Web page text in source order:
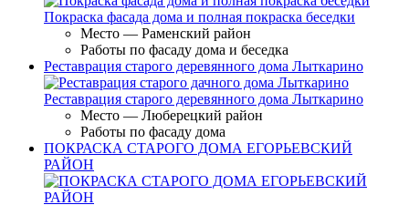
Покраска фасада дома и полная покраска беседки
Место — Раменский район
Работы по фасаду дома и беседка
Реставрация старого деревянного дома Лыткарино
Реставрация старого деревянного дома Лыткарино
Место — Люберецкий район
Работы по фасаду дома
ПОКРАСКА СТАРОГО ДОМА ЕГОРЬЕВСКИЙ
РАЙОН